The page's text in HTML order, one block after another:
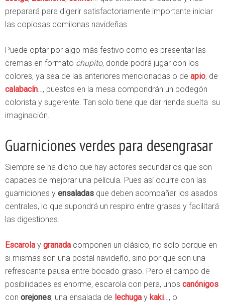
preparará para digerir satisfactoriamente importante iniciar
las copiosas comilonas navideñas.
Puede optar por algo más festivo como es presentar las
cremas en formato chupito, donde podrá jugar con los
colores, ya sea de las anteriores mencionadas o de apio, de
calabacín …, puestos en la mesa compondrán un bodegón
colorista y sugerente. Tan solo tiene que dar rienda suelta su
imaginación.
Guarniciones verdes para desengrasar
Siempre se ha dicho que hay actores secundarios que son
capaces de mejorar una película. Pues así ocurre con las
guarniciones y ensaladas que deben acompañar los asados
centrales, lo que supondrá un respiro entre grasas y facilitará
las digestiones.
Escarola y granada componen un clásico, no solo porque en
si mismas son una postal navideño, sino por que son una
refrescante pausa entre bocado graso. Pero el campo de
posibilidades es enorme, escarola con pera, unos canónigos
con orejones, una ensalada de lechuga y kaki …, o